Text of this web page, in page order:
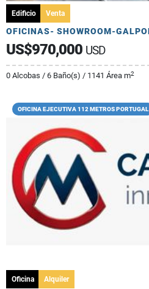
Edificio Venta
US$970,000 USD
0 Alcobas / 6 Baño(s) / 1141 Área m2
OFICINA EJECUTIVA 112 METROS PORTUGAL
Oficina Alquiler